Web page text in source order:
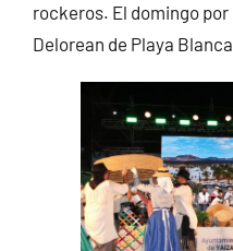
rockeros. El domingo
Delorean de Playa